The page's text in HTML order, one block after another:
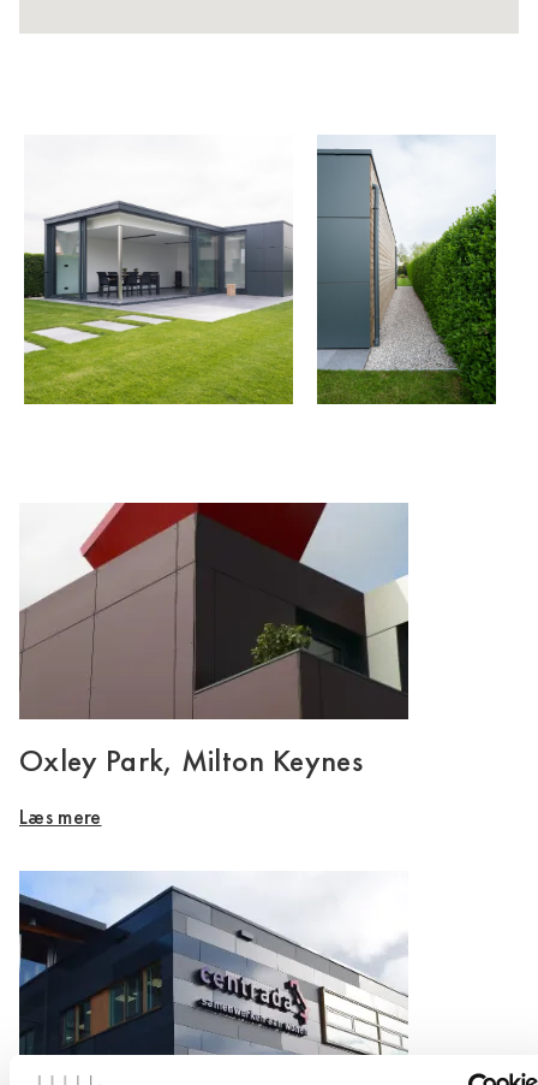
Oxley Park, Milton Keynes
Læs mere